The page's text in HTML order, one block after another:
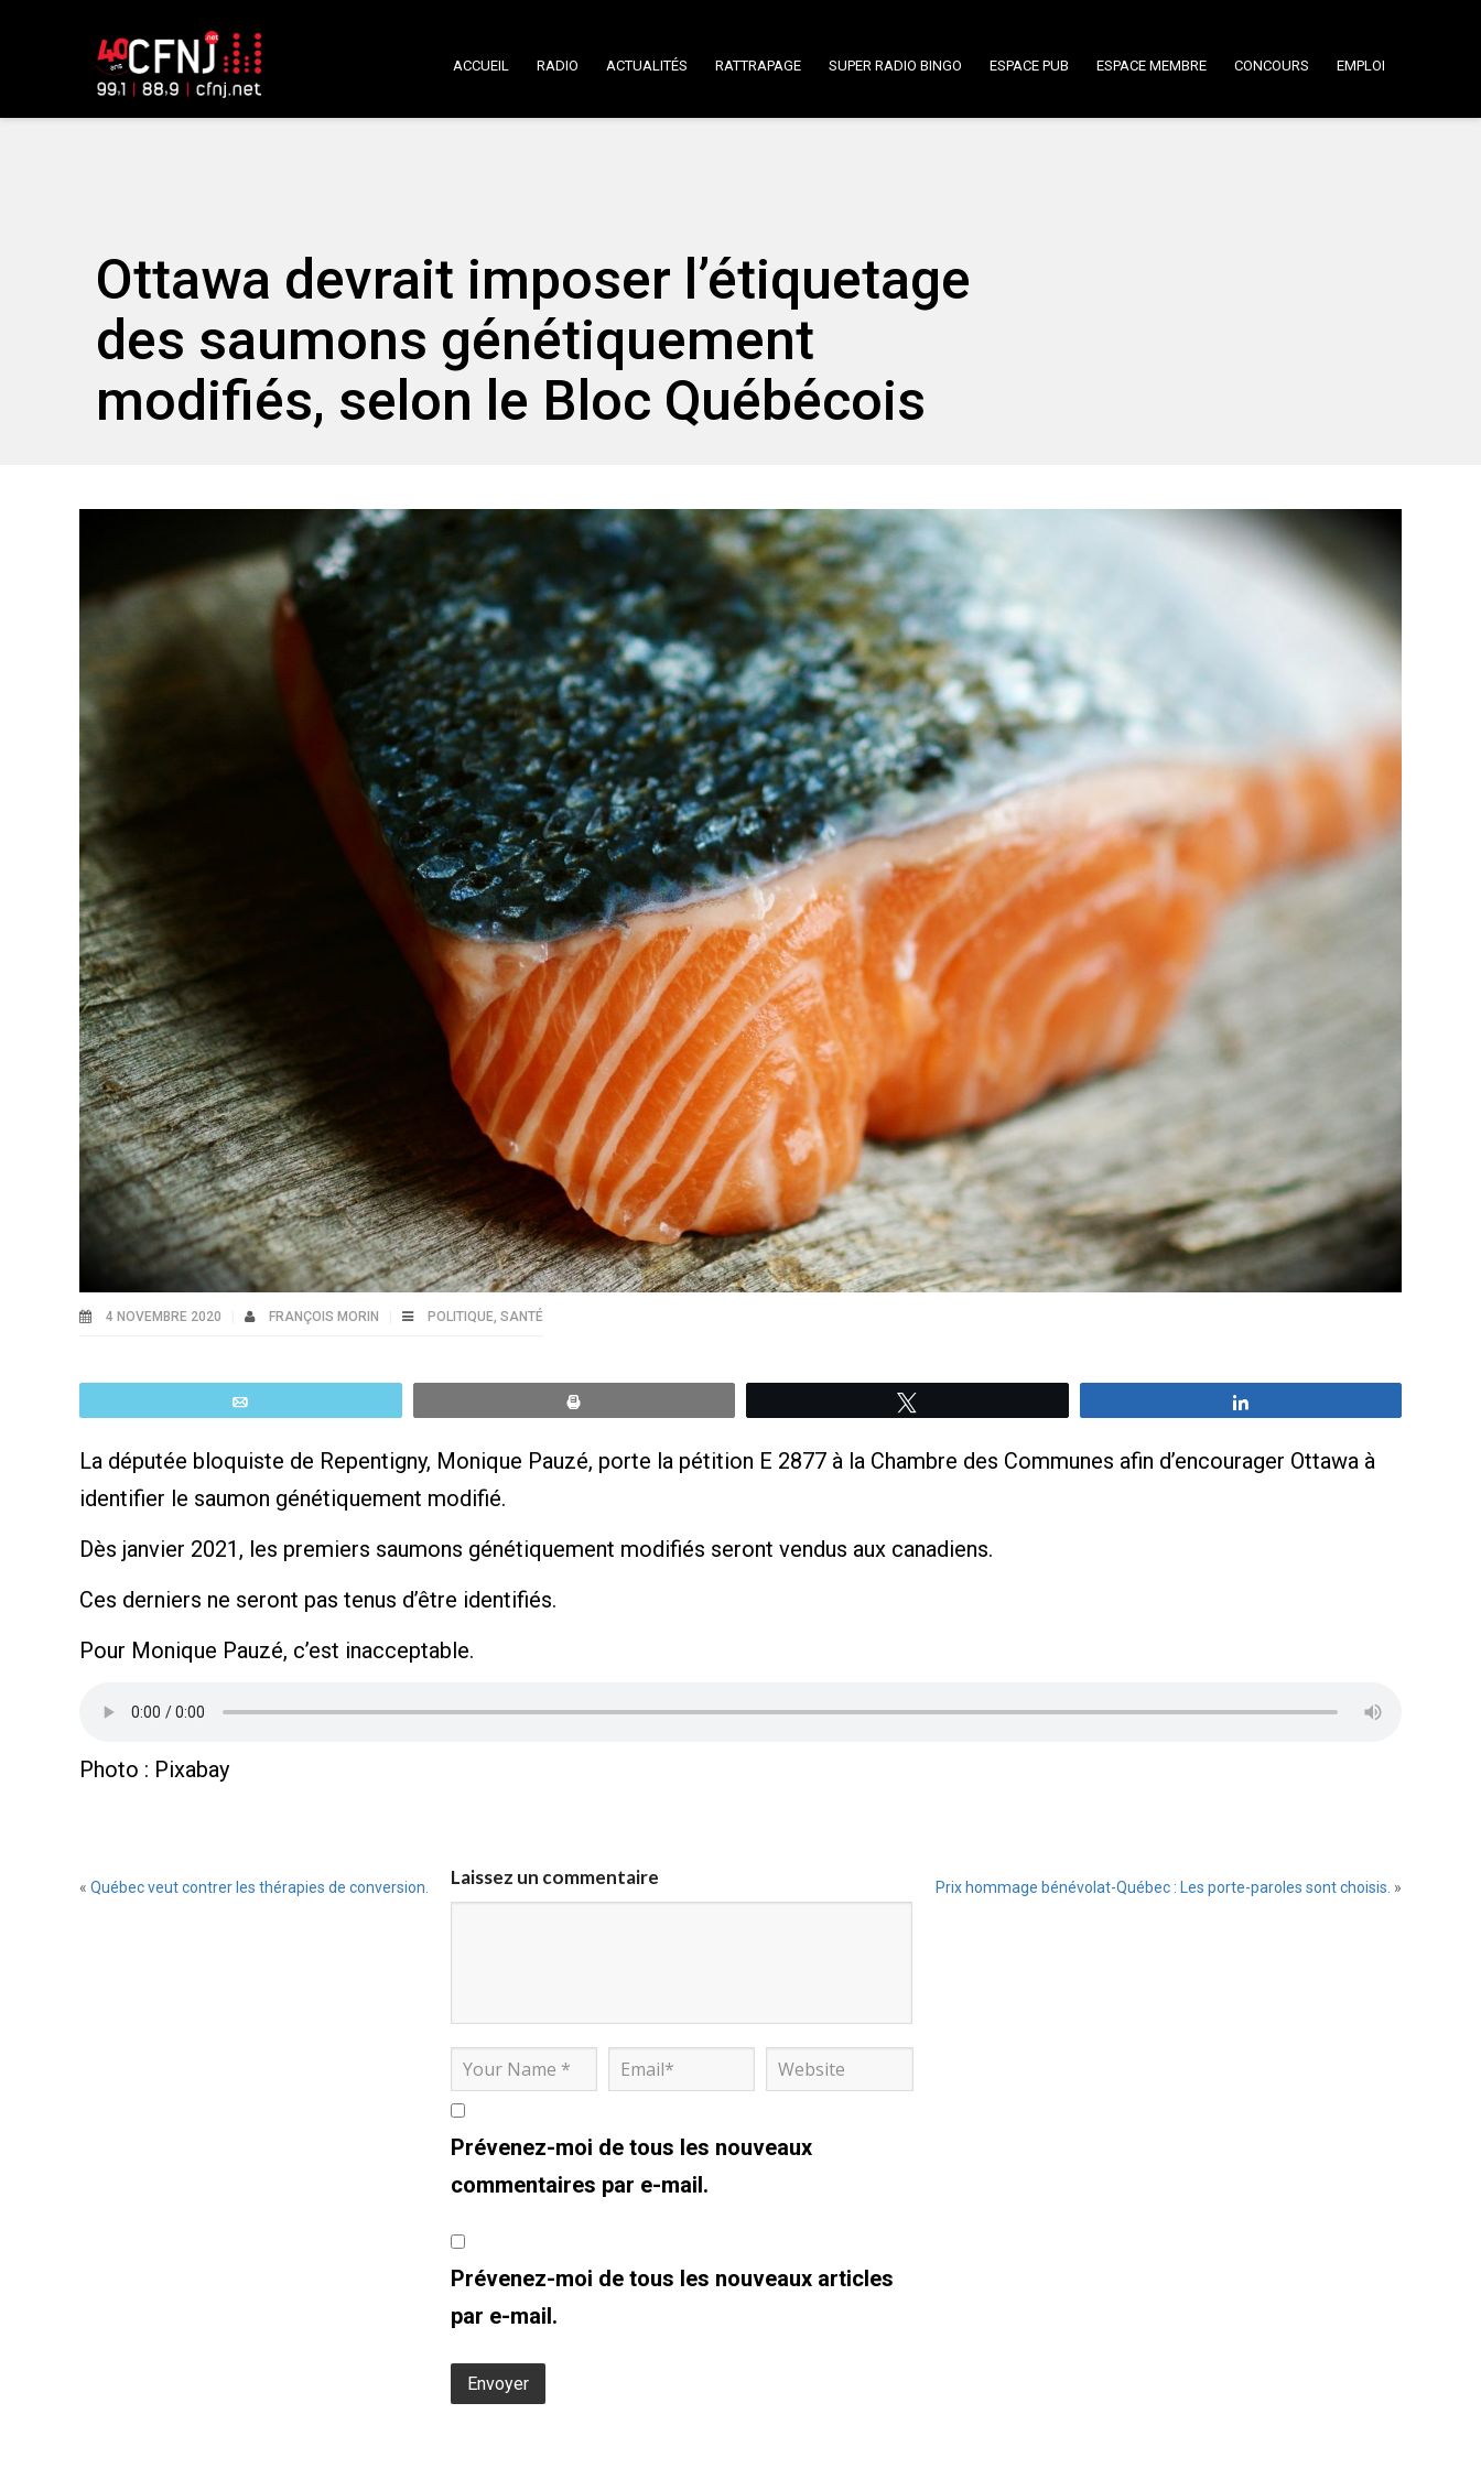
ACCUEIL RADIO ACTUALITÉS RATTRAPAGE SUPER RADIO BINGO ESPACE PUB ESPACE MEMBRE CONCOURS EMPLOI
Ottawa devrait imposer l’étiquetage
des saumons génétiquement
modifiés, selon le Bloc Québécois
4 NOVEMBRE 2020 FRANÇOIS MORIN POLITIQUE, SANTÉ
La députée bloquiste de Repentigny, Monique Pauzé, porte la pétition E 2877 à la Chambre des Communes afin d’encourager Ottawa à
identifier le saumon génétiquement modifié.
Dès janvier 2021, les premiers saumons génétiquement modifiés seront vendus aux canadiens.
Ces derniers ne seront pas tenus d’être identifiés.
Pour Monique Pauzé, c’est inacceptable.
Photo : Pixabay
« Québec veut contrer les thérapies de conversion. Prix hommage bénévolat-Québec : Les porte-paroles sont choisis. »
Laissez un commentaire
Prévenez-moi de tous les nouveaux
commentaires par e-mail.
Prévenez-moi de tous les nouveaux articles
par e-mail.